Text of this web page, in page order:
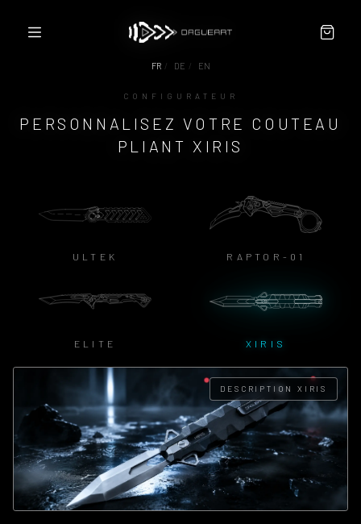
FR / DE / EN
À PROPOS
REVENDEURS / PARTENAIRES
CONFIGURATEUR
PERSONNALISEZ VOTRE COUTEAU
PLIANT XIRIS
ULTEK RAPTOR-01
ELITE XIRIS
DESCRIPTION XIRIS